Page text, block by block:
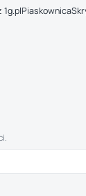
Piaskownica